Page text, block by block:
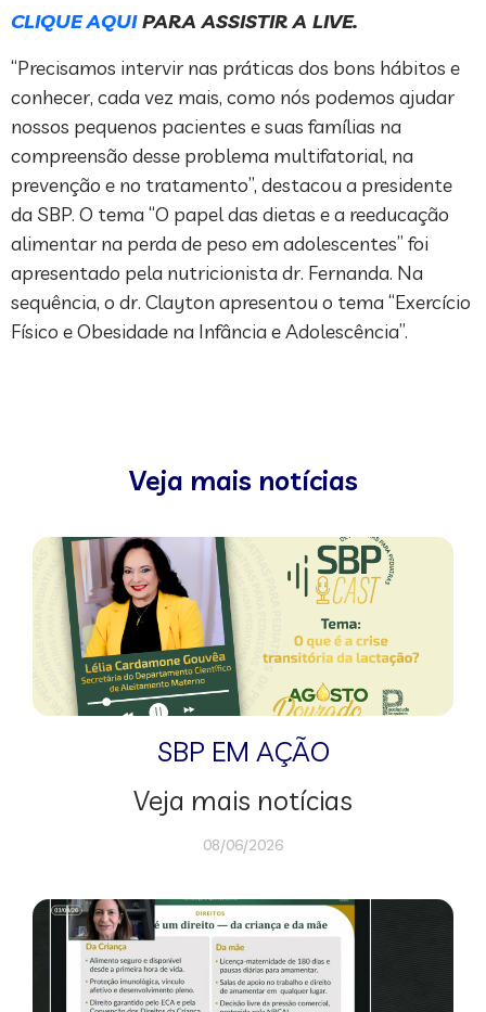
CLIQUE AQUIPARA ASSISTIR A LIVE.
“Precisamos intervir nas práticas dos bons hábitos e
conhecer, cada vez mais, como nós podemos ajudar
nossos pequenos pacientes e suas famílias na
compreensão desse problema multifatorial, na
prevenção e no tratamento”, destacou a presidente
da SBP. O tema “O papel das dietas e a reeducação
alimentar na perda de peso em adolescentes” foi
apresentado pela nutricionista dr. Fernanda. Na
sequência, o dr. Clayton apresentou o tema “Exercício
Físico e Obesidade na Infância e Adolescência”.
Veja mais notícias
SBP EM AÇÃO
Veja mais notícias
08/06/2026